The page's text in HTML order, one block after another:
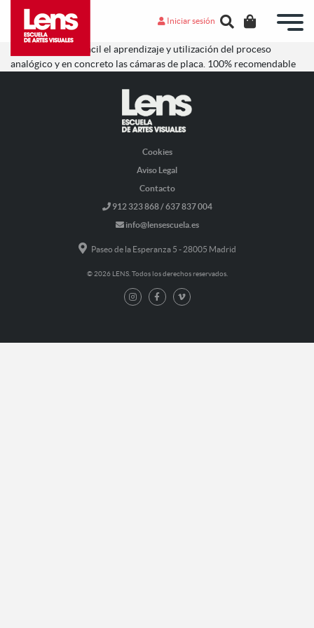
Iniciar sesión
Eduardo te hace fácil el aprendizaje y utilización del proceso
analógico y en concreto las cámaras de placa. 100% recomendable
Cookies
Aviso Legal
Contacto
912 323 868 / 637 837 004
info@lensescuela.es
Paseo de la Esperanza 5 - 28005 Madrid
© 2026 LENS. Todos los derechos reservados.